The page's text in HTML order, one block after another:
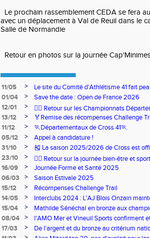
Le prochain rassemblement CEDA se fera
avec un déplacement à Val de Reuil dans le
Salle de Normandie
Retour en photos sur la journée
11/05 >
Le site du Comité d’Athlétisme 41 fait
01/04
>
Save the date : Open de France 2026
12/01
>
🏃‍♂️ Retour sur les Championnats
13/12
>
🏅Remise des récompenses Challenge
11/12
>
🏃Départementaux de Cross 41🏃
05/12
>
Appel à candidature !
31/10
>
🎽 La saison 2025/2026 de Cross est
23/10
>
🧘‍♀️ Retour sur la journée bien-être et
16/09
>
Journée Forme et Santé 2025
06/03
>
Saison Estivale 2025
15/12
>
Récompenses Challenge Trail
14/05
>
Interclubs 2024 : L'AJ Blois Onzain
Romorantin en N2B
15/04 >
Mathilde Sénéchal en bronze aux
08/04
>
l'AMO Mer et Vineuil Sports confirment
benjamins
17/03 >
De l'argent et du bronze au critérium